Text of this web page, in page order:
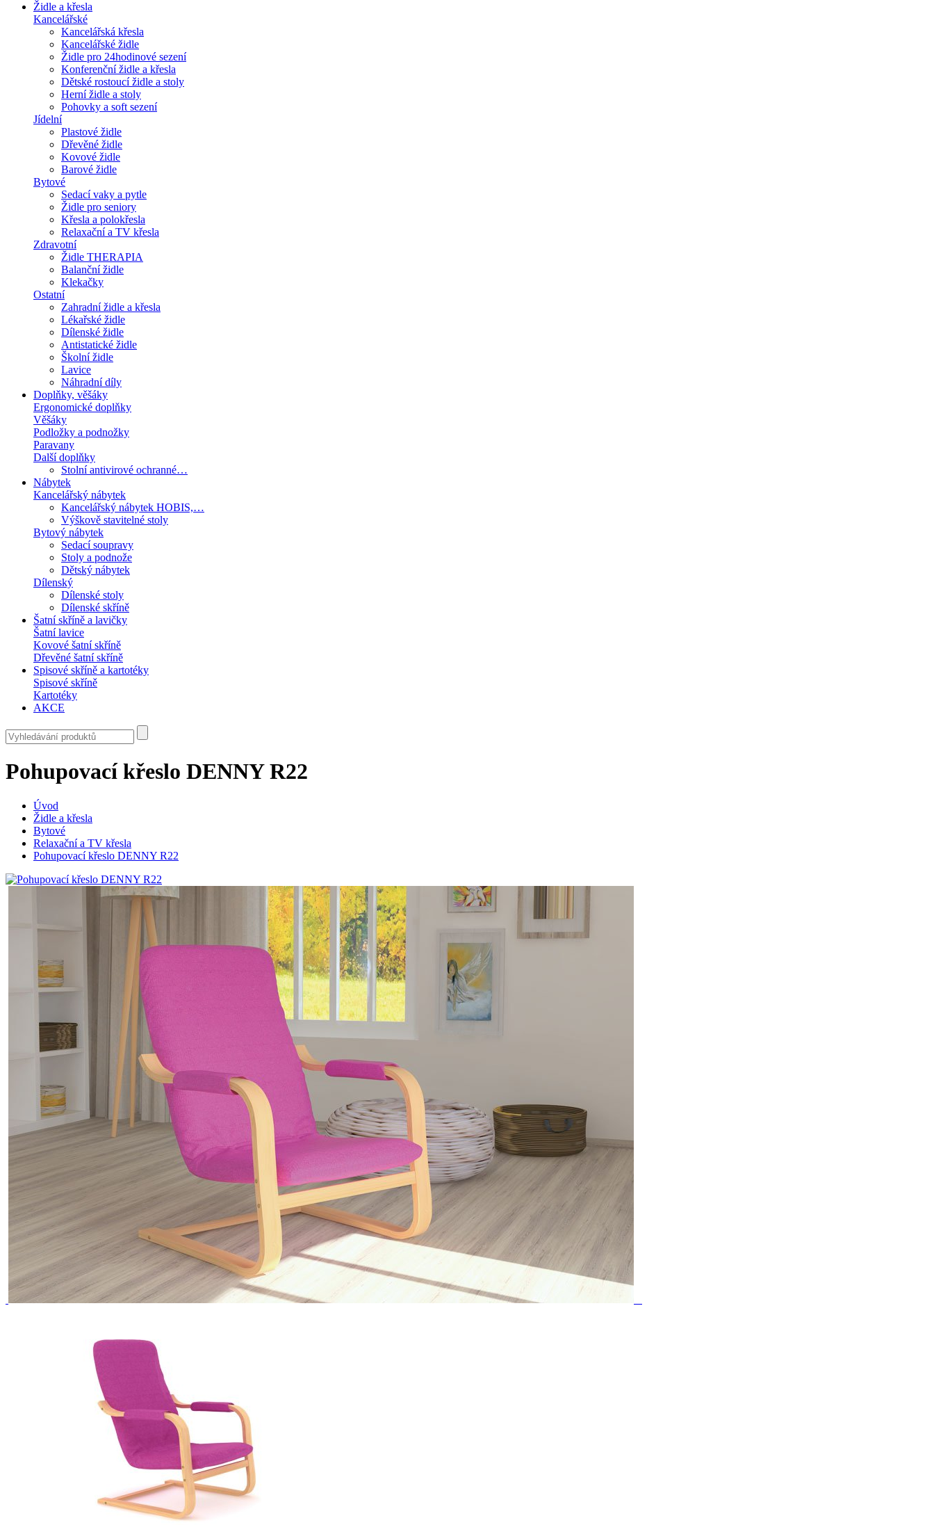
Židle a křesla
Kancelářské
Kancelářská křesla
Kancelářské židle
Židle pro 24hodinové sezení
Konferenční židle a křesla
Dětské rostoucí židle a stoly
Herní židle a stoly
Pohovky a soft sezení
Jídelní
Plastové židle
Dřevěné židle
Kovové židle
Barové židle
Bytové
Sedací vaky a pytle
Židle pro seniory
Křesla a polokřesla
Relaxační a TV křesla
Zdravotní
Židle THERAPIA
Balanční židle
Klekačky
Ostatní
Zahradní židle a křesla
Lékařské židle
Dílenské židle
Antistatické židle
Školní židle
Lavice
Náhradní díly
Doplňky, věšáky
Ergonomické doplňky
Věšáky
Podložky a podnožky
Paravany
Další doplňky
Stolní antivirové ochranné…
Nábytek
Kancelářský nábytek
Kancelářský nábytek HOBIS,…
Výškově stavitelné stoly
Bytový nábytek
Sedací soupravy
Stoly a podnože
Dětský nábytek
Dílenský
Dílenské stoly
Dílenské skříně
Šatní skříně a lavičky
Šatní lavice
Kovové šatní skříně
Dřevěné šatní skříně
Spisové skříně a kartotéky
Spisové skříně
Kartotéky
AKCE
Pohupovací křeslo DENNY R22
Úvod
Židle a křesla
Bytové
Relaxační a TV křesla
Pohupovací křeslo DENNY R22